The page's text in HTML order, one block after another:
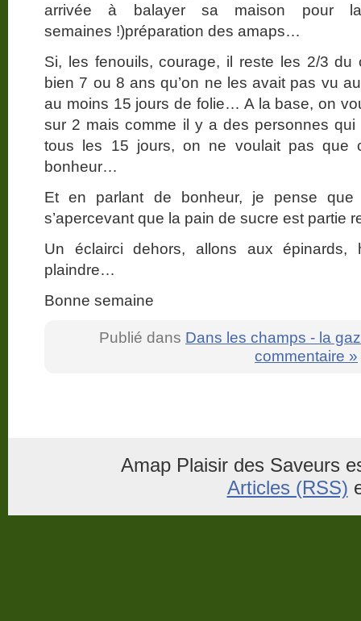
arrivée à balayer sa maison pour
semaines !)préparation des amaps…
Si, les fenouils, courage, il reste les 2/3
bien 7 ou 8 ans qu’on ne les avait pas vu
au moins 15 jours de folie… A la base, on
sur 2 mais comme il y a des personnes
tous les 15 jours, on ne voulait pas que
bonheur…
Et en parlant de bonheur, je pense que
s’apercevant que la pain de sucre est partie
Un éclairci dehors, allons aux
plaindre…
Bonne semaine
Publié dans Dans les champs - la
commentaire »
Amap Plaisir des Saveurs
Articles (RSS)